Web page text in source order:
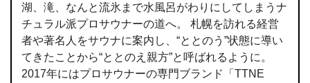
湖、滝、なんと流氷まで水風呂がわりにしてしまうナ
チュラル派プロサウナーの道へ。 札幌を訪れる経営
者や著名人をサウナに案内し、“ととのう”状態に導い
てきたことから“ととのえ親方”と呼ばれるように。
2017年にはプロサウナーの専門ブランド「TTNE